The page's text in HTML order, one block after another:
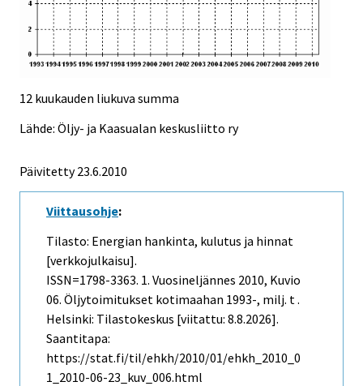
12 kuukauden liukuva summa
Lähde: Öljy- ja Kaasualan keskusliitto ry
Päivitetty23.6.2010
Viittausohje:
Tilasto: Energian hankinta, kulutus ja hinnat
[verkkojulkaisu].
ISSN=1798-3363. 1. Vuosineljännes 2010, Kuvio
06. Öljytoimitukset kotimaahan 1993-, milj. t .
Helsinki: Tilastokeskus [viitattu: 8.8.2026].
Saantitapa:
https://stat.fi/til/ehkh/2010/01/ehkh_2010_0
1_2010-06-23_kuv_006.html